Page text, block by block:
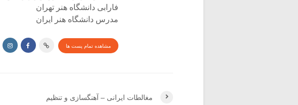
فارابی دانشگاه هنر تهران
مدرس دانشگاه هنر ایران
مشاهده تمام پست ها
مغالطات ایرانی – آهنگسازی و تنظیم